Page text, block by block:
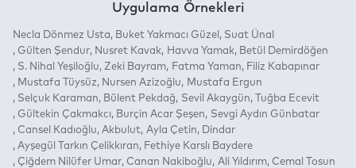
Uygulama Örnekleri
Necla Dönmez Usta Buket Yakmacı Güzel
Suat Ünal
Gülten Şendur
Nusret Kavak Havva Yamak
Betül Demirdöğen
S. Nihal Yeşiloğlu Zeki Bayram Fatma Yaman
Filiz Kabapınar
Mustafa Tüysüz
Nursen Azizoğlu
Mustafa Ergun
Selçuk Karaman
Bülent Pekdağ Sevil Akaygün
Tuğba Ecevit
Gültekin Çakmakcı
Burçin Acar Şeşen
Sevgi Aydın Günbatar
Cansel Kadıoğlu Akbulut Ayla Çetin
Dindar
Ayşegül Tarkın Çelikkıran
Fethiye Karslı Baydere
Çiğdem Nilüfer Umar Canan Nakiboğlu Ali Yıldırım Cemal Tosun